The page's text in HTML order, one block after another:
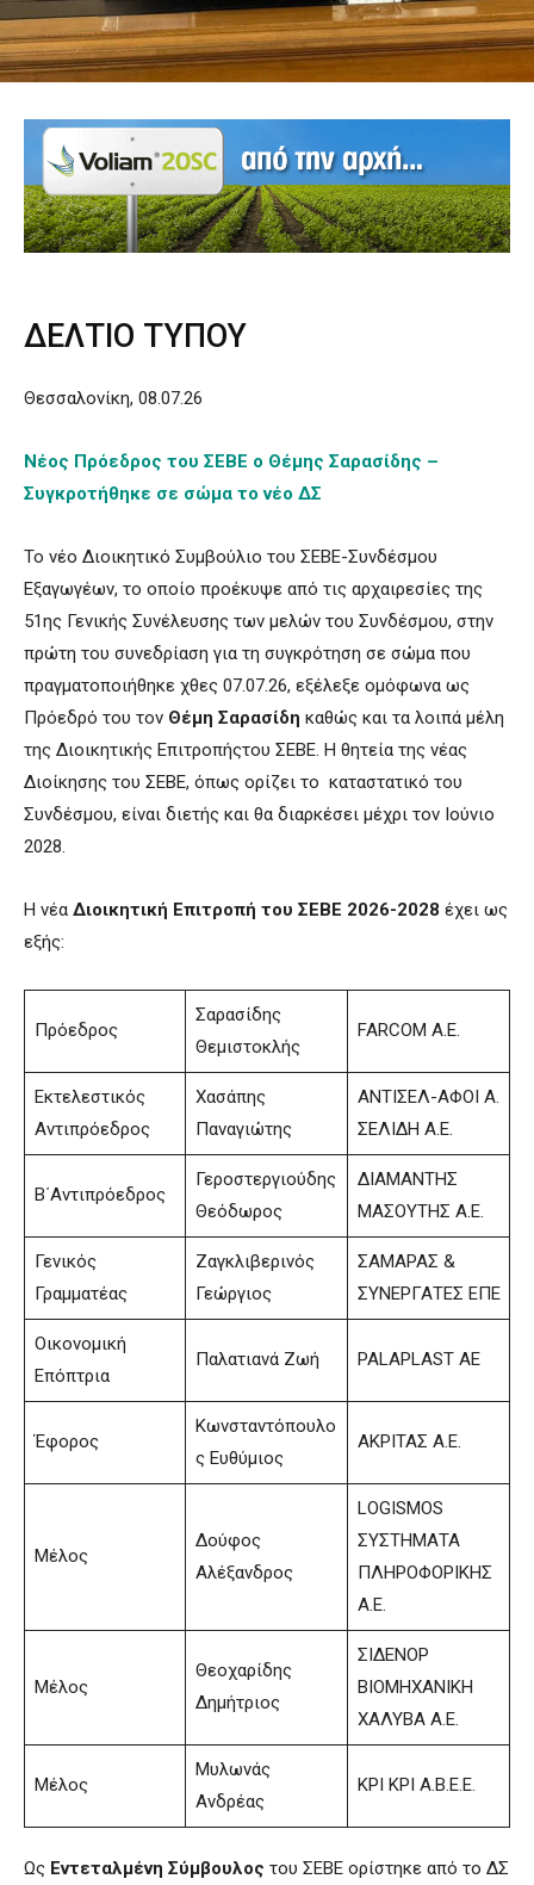
ΔΕΛΤΙΟ ΤΥΠΟΥ
Θεσσαλονίκη, 08.07.26
Νέος Πρόεδρος του ΣΕΒΕ ο Θέμης Σαρασίδης –
Συγκροτήθηκε σε σώμα το νέο ΔΣ
Το νέο Διοικητικό Συμβούλιο του ΣΕΒΕ-Συνδέσμου
Εξαγωγέων, το οποίο προέκυψε από τις αρχαιρεσίες της
51ης Γενικής Συνέλευσης των μελών του Συνδέσμου, στην
πρώτη του συνεδρίαση για τη συγκρότηση σε σώμα που
πραγματοποιήθηκε χθες 07.07.26, εξέλεξε ομόφωνα ως
Πρόεδρό του τον Θέμη Σαρασίδη καθώς και τα λοιπά μέλη
της Διοικητικής Επιτροπήςτου ΣΕΒΕ. Η θητεία της νέας
Διοίκησης του ΣΕΒΕ, όπως ορίζει το καταστατικό του
Συνδέσμου, είναι διετής και θα διαρκέσει μέχρι τον Ιούνιο
2028.
Η νέα Διοικητική Επιτροπή του ΣΕΒΕ 2026-2028 έχει ως
εξής:
Πρόεδρος
Σαρασίδης
Θεμιστοκλής
FARCOM A.E.
Εκτελεστικός
Αντιπρόεδρος
Χασάπης
Παναγιώτης
ΑΝΤΙΣΕΛ-ΑΦΟΙ Α.
ΣΕΛΙΔΗ Α.Ε.
Β΄Αντιπρόεδρος
Γεροστεργιούδης
Θεόδωρος
ΔΙΑΜΑΝΤΗΣ
ΜΑΣΟΥΤΗΣ Α.Ε.
Γενικός
Γραμματέας
Ζαγκλιβερινός
Γεώργιος
ΣΑΜΑΡΑΣ &
ΣΥΝΕΡΓΑΤΕΣ ΕΠΕ
Οικονομική
Επόπτρια
Παλατιανά Ζωή PALAPLAST AE
Έφορος
Κωνσταντόπουλο
ς Ευθύμιος
ΑΚΡΙΤΑΣ Α.Ε.
Μέλoς
Δούφος
Αλέξανδρος
LOGISMOS
ΣΥΣΤΗΜΑΤΑ
ΠΛΗΡΟΦΟΡΙΚΗΣ
Α.Ε.
Μέλος
Θεοχαρίδης
Δημήτριος
ΣΙΔΕΝΟΡ
ΒΙΟΜΗΧΑΝΙΚΗ
ΧΑΛΥΒΑ Α.Ε.
Μέλoς
Μυλωνάς
Ανδρέας
ΚΡΙ ΚΡΙ Α.Β.Ε.Ε.
Ως Εντεταλμένη Σύμβουλος του ΣΕΒΕ ορίστηκε από το ΔΣ